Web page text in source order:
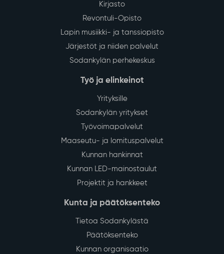
Kirjasto
Revontuli-Opisto
Lapin musiikki- ja tanssiopisto
Järjestöt ja niiden palvelut
Sodankylän perhekeskus
Työ ja elinkeinot
Yrityksille
Sodankylän yritykset
Työvoimapalvelut
Maaseutu- ja lomituspalvelut
Kunnan hankinnat
Kunnan LED-mainostaulut
Projektit ja hankkeet
Kunta ja päätöksenteko
Tietoa Sodankylästä
Päätöksenteko
Kunnan organisaatio